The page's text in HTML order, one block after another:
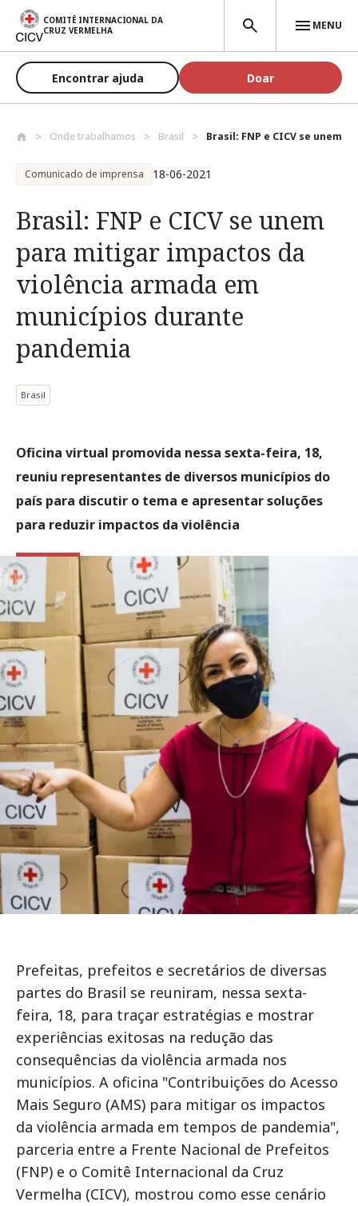
Passar para o conteúdo principal
COMITÊ INTERNACIONAL DA
CRUZ VERMELHA
MENU
Encontrar ajuda Doar
Onde trabalhamos Brasil Brasil: FNP e CICV se unem
Comunicado de imprensa 18-06-2021
Brasil: FNP e CICV se unem
para mitigar impactos da
violência armada em
municípios durante
pandemia
Brasil
Oficina virtual promovida nessa sexta-feira, 18,
reuniu representantes de diversos municípios do
país para discutir o tema e apresentar soluções
para reduzir impactos da violência
Prefeitas, prefeitos e secretários de diversas
partes do Brasil se reuniram, nessa sexta-
feira, 18, para traçar estratégias e mostrar
experiências exitosas na redução das
consequências da violência armada nos
municípios. A oficina "Contribuições do Acesso
Mais Seguro (AMS) para mitigar os impactos
da violência armada em tempos de pandemia",
parceria entre a Frente Nacional de Prefeitos
(FNP) e o Comitê Internacional da Cruz
Vermelha (CICV), mostrou como esse cenário